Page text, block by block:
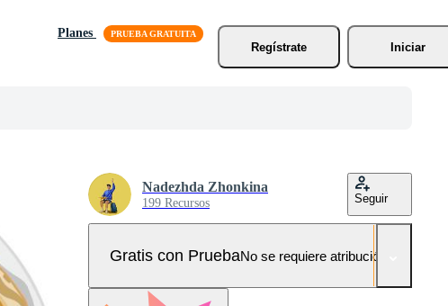
Planes
Regístrate
Iniciar
Nadezhda Zhonkina
199 Recursos Seguir
Gratis con PruebaNo se requiere atribución!